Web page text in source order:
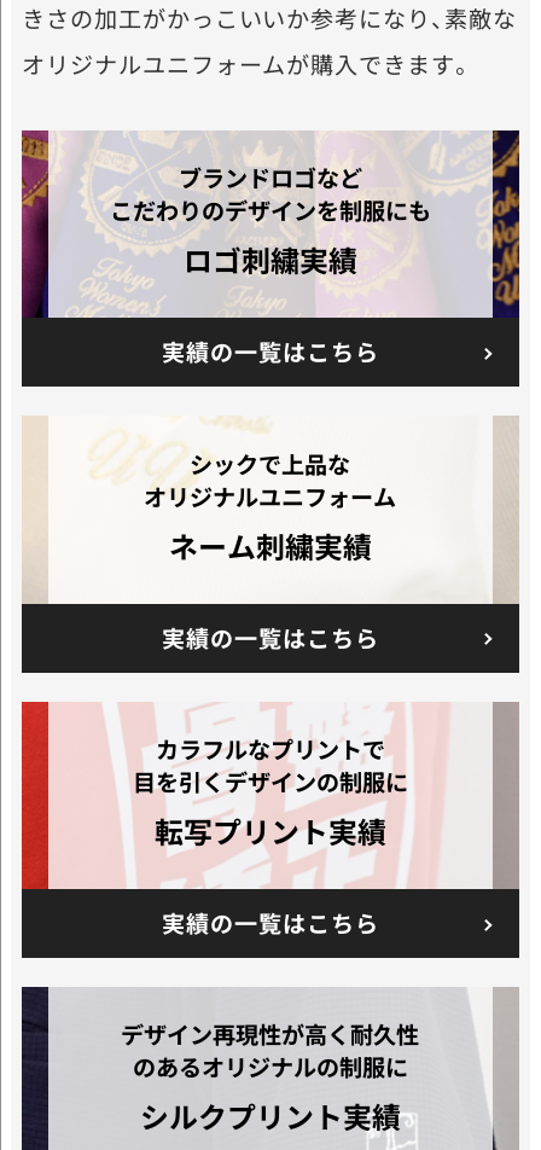
きさの加工がかっこいいか参考になり、素敵な
オリジナルユニフォームが購入できます。
ブランドロゴなど
こだわりのデザインを制服にも
ロゴ刺繍実績
実績の一覧はこちら
シックで上品な
オリジナルユニフォーム
ネーム刺繍実績
実績の一覧はこちら
カラフルなプリントで
目を引くデザインの制服に
転写プリント実績
実績の一覧はこちら
デザイン再現性が高く耐久性
のあるオリジナルの制服に
シルクプリント実績